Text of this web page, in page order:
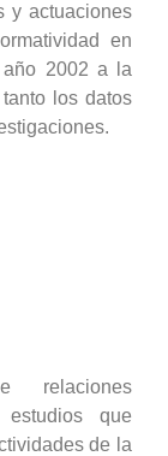
y actuaciones
en
año 2002 a la
los datos
relaciones
que
de la